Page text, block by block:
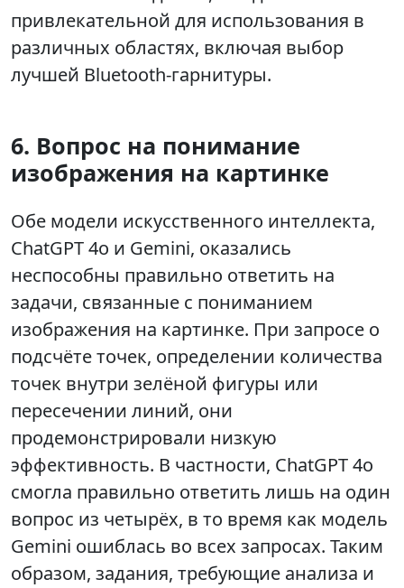
привлекательной для использования в
различных областях, включая выбор
лучшей Bluetooth-гарнитуры.
6. Вопрос на понимание
изображения на картинке
Обе модели искусственного интеллекта,
ChatGPT 4o и Gemini, оказались
неспособны правильно ответить на
задачи, связанные с пониманием
изображения на картинке. При запросе о
подсчёте точек, определении количества
точек внутри зелёной фигуры или
пересечении линий, они
продемонстрировали низкую
эффективность. В частности, ChatGPT 4o
смогла правильно ответить лишь на один
вопрос из четырёх, в то время как модель
Gemini ошиблась во всех запросах. Таким
образом, задания, требующие анализа и